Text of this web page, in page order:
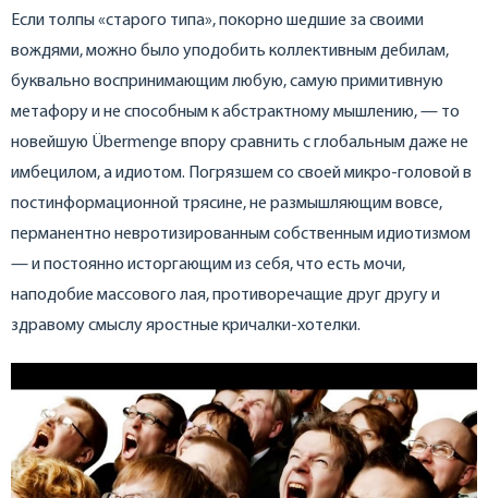
Если толпы «старого типа», покорно шедшие за своими
вождями, можно было уподобить коллективным дебилам,
буквально воспринимающим любую, самую примитивную
метафору и не способным к абстрактному мышлению, — то
новейшую Übermenge впору сравнить с глобальным даже не
имбецилом, а идиотом. Погрязшем со своей микро-головой в
постинформационной трясине, не размышляющим вовсе,
перманентно невротизированным собственным идиотизмом
— и постоянно исторгающим из себя, что есть мочи,
наподобие массового лая, противоречащие друг другу и
здравому смыслу яростные кричалки-хотелки.